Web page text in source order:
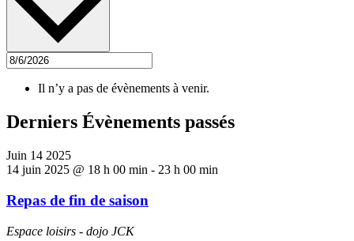
Il n’y a pas de évènements à venir.
Derniers Évènements passés
Juin 14 2025
14 juin 2025 @ 18 h 00 min - 23 h 00 min
Repas de fin de saison
Espace loisirs - dojo JCK